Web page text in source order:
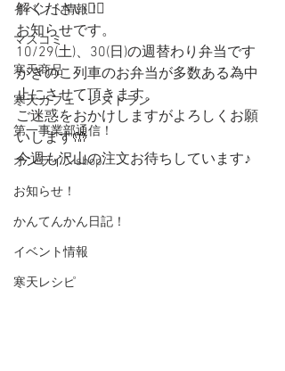
イベント情報！
マスコミ
寒天商品
寒天カフェ・レストラン
第一事業部通信！
オンラインshop
お知らせ！
かんてんかん日記！
イベント情報
寒天レシピ
解ください🙇‍♂️
お知らせです。
10/29(土)、30(日)の週替わり弁当です
がきのこ列車のお弁当が多数ある為中
止にさせて頂きます。
ご迷惑をおかけしますがよろしくお願
いします🤲
今週も沢山の注文お待ちしています♪